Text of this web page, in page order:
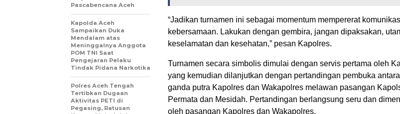
“Jadikan turnamen ini sebagai momentum mempererat
kebersamaan. Lakukan dengan gembira, jangan dipaksakan,
keselamatan dan kesehatan,” pesan Kapolres.
Turnamen secara simbolis dimulai dengan servis pertama oleh
yang kemudian dilanjutkan dengan pertandingan pembuka
ganda putra Kapolres dan Wakapolres melawan pasangan
Permata dan Mesidah. Pertandingan berlangsung seru dan
oleh pasangan Kapolres dan Wakapolres.
Pascabencana Aceh
Kapolda Aceh
Sampaikan Duka
Mendalam atas
Meninggalnya Anggota
POM TNI Saat
Pengejaran Pelaku
Tindak Pidana Narkotika
‎Polres Aceh Tengah
Tertibkan Dugaan
Aktivitas PETI di
Pegasing, Ratusan